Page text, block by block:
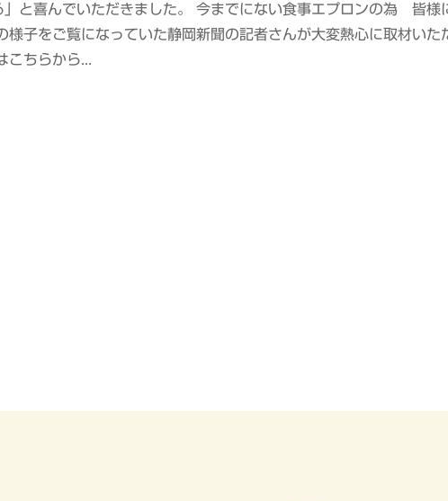
」と喜んでいただきました。 今までにない食事エプロンの為 皆様
様子をご覧になっていた静岡新聞の記者さんが大変熱心に取材いた
こちらから...